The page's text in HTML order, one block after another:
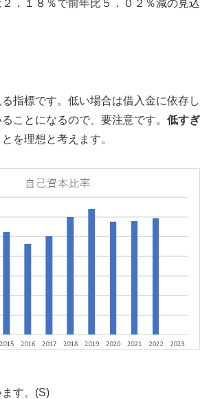
．１８％で前年比５．０２％減の見込
る指標です。低い場合は借入金に依存し
ことになるので、要注意です。 低すぎ
を理想と考えます。
す。(S)